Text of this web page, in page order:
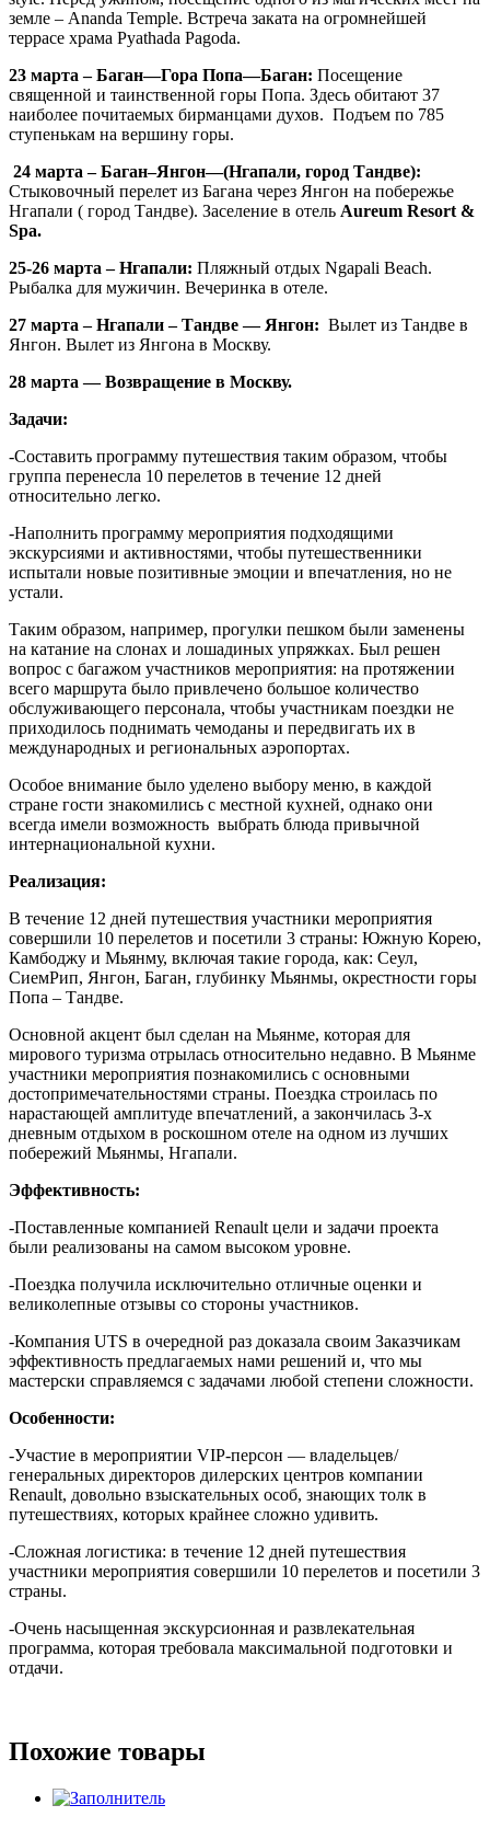
земле – Ananda Temple. Встреча заката на огромнейшей
террасе храма Pyathada Pagoda.
23 марта –Баган—Гора Попа—Баган: Посещение
священной и таинственной горы Попа. Здесь обитают 37
наиболее почитаемых бирманцами духов. Подъем по 785
ступенькам на вершину горы.
24 марта –Баган–Янгон—(Нгапали, город Тандве):
Стыковочный перелет из Багана через Янгон на побережье
Нгапали ( город Тандве). Заселение в отель Aureum Resort &
Spa.
25-26 марта – Нгапали: Пляжный отдых Ngapali Beach.
Рыбалка для мужичин. Вечеринка в отеле.
27 марта – Нгапали – Тандве — Янгон: Вылет из Тандве в
Янгон. Вылет из Янгона в Москву.
28 марта — Возвращение в Москву.
Задачи:
-Составить программу путешествия таким образом, чтобы
группа перенесла 10 перелетов в течение 12 дней
относительно легко.
-Наполнить программу мероприятия подходящими
экскурсиями и активностями, чтобы путешественники
испытали новые позитивные эмоции и впечатления, но не
устали.
Таким образом, например, прогулки пешком были заменены
на катание на слонах и лошадиных упряжках. Был решен
вопрос с багажом участников мероприятия: на протяжении
всего маршрута было привлечено большое количество
обслуживающего персонала, чтобы участникам поездки не
приходилось поднимать чемоданы и передвигать их в
международных и региональных аэропортах.
Особое внимание было уделено выбору меню, в каждой
стране гости знакомились с местной кухней, однако они
всегда имели возможность выбрать блюда привычной
интернациональной кухни.
Реализация:
В течение 12 дней путешествия участники мероприятия
совершили 10 перелетов и посетили 3 страны: Южную Корею,
Камбоджу и Мьянму, включая такие города, как: Сеул,
СиемРип, Янгон, Баган, глубинку Мьянмы, окрестности горы
Попа – Тандве.
Основной акцент был сделан на Мьянме, которая для
мирового туризма отрылась относительно недавно. В Мьянме
участники мероприятия познакомились с основными
достопримечательностями страны. Поездка строилась по
нарастающей амплитуде впечатлений, а закончилась 3-х
дневным отдыхом в роскошном отеле на одном из лучших
побережий Мьянмы, Нгапали.
Эффективность:
-Поставленные компанией Renault цели и задачи проекта
были реализованы на самом высоком уровне.
-Поездка получила исключительно отличные оценки и
великолепные отзывы со стороны участников.
-Компания UTS в очередной раз доказала своим Заказчикам
эффективность предлагаемых нами решений и, что мы
мастерски справляемся с задачами любой степени сложности.
Особенности:
-Участие в мероприятии VIP-персон — владельцев/
генеральных директоров дилерских центров компании
Renault, довольно взыскательных особ, знающих толк в
путешествиях, которых крайнее сложно удивить.
-Сложная логистика: в течение 12 дней путешествия
участники мероприятия совершили 10 перелетов и посетили 3
страны.
-Очень насыщенная экскурсионная и развлекательная
программа, которая требовала максимальной подготовки и
отдачи.
Похожие товары